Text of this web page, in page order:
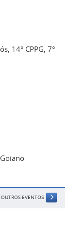
14° CPPG, 7°
OUTROS EVENTOS